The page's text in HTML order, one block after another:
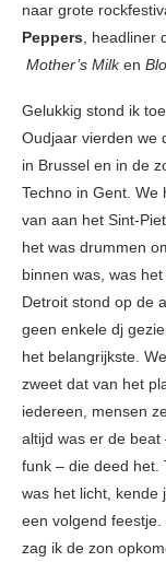
naar grote
Peppers, headliner
Mother’s Milken
Gelukkig stond ik
Oudjaar vierden we
in Brussel en in de
Techno in Gent. We
van aan het Sint-
het was drummen
binnen was, was
Detroit stond op de
geen enkele dj
het belangrijkste.
zweet dat van het
iedereen, mensen
altijd was er de
funk – die deed het.
was het licht, kende
een volgend
zag ik de zon